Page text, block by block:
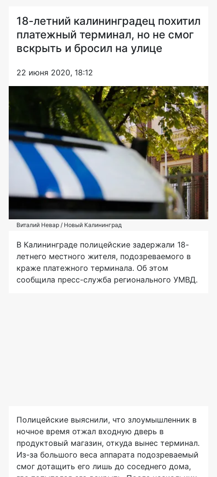
18-летний калининградец похитил
платежный терминал, но не смог
вскрыть и бросил на улице
22 июня 2020, 18:12
Виталий Невар / Новый Калининград
В Калининграде полицейские задержали 18-
летнего местного жителя, подозреваемого в
краже платежного терминала. Об этом
сообщила пресс-служба регионального УМВД.
Полицейские выяснили, что злоумышленник в
ночное время отжал входную дверь в
продуктовый магазин, откуда вынес терминал.
Из-за большого веса аппарата подозреваемый
смог дотащить его лишь до соседнего дома,